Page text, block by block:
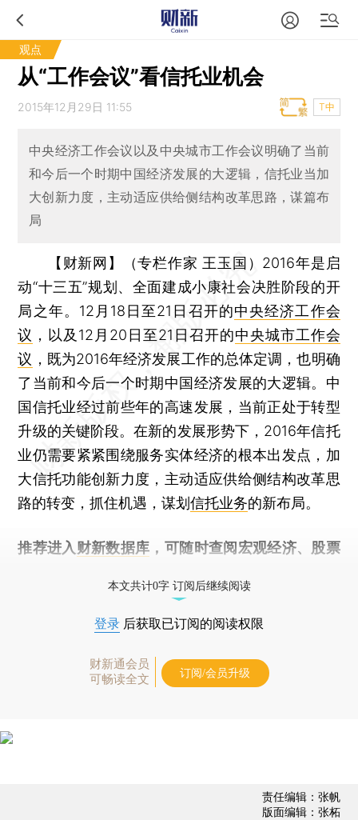
观点
从“工作会议”看信托业机会
2015年12月29日 11:55 T中
中央经济工作会议以及中央城市工作会议明确了当前
和今后一个时期中国经济发展的大逻辑，信托业当加
大创新力度，主动适应供给侧结构改革思路，谋篇布
局
【财新网】（专栏作家 王玉国） 2016年是启
动“十三五”规划、全面建成小康社会决胜阶段的开
局之年。12月18日至21日召开的中央经济工作会
议 ，以及12月20日至21日召开的中央城市工作会
议 ，既为2016年经济发展工作的总体定调，也明确
了当前和今后一个时期中国经济发展的大逻辑。中
国信托业经过前些年的高速发展，当前正处于转型
升级的关键阶段。在新的发展形势下，2016年信托
业仍需要紧紧围绕服务实体经济的根本出发点，加
大信托功能创新力度，主动适应供给侧结构改革思
路的转变，抓住机遇，谋划信托业务的新布局。
推荐进入 财新数据库 ，可随时查阅宏观经济、股票
本文共计0字 订阅后继续阅读
登录 后获取已订阅的阅读权限
财新通会员
可畅读全文
订阅/会员升级
责任编辑：张帆
版面编辑：张柘